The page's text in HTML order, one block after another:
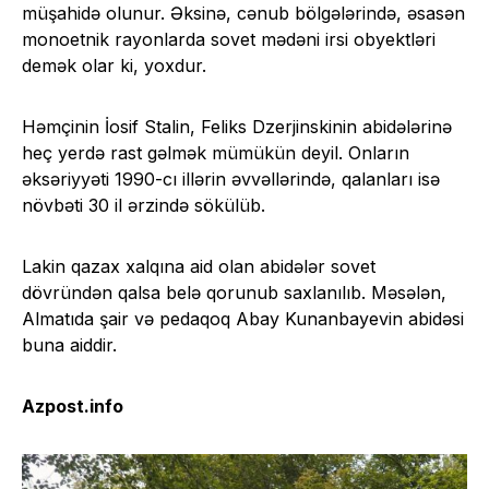
müşahidə olunur. Əksinə, cənub bölgələrində, əsasən
monoetnik rayonlarda sovet mədəni irsi obyektləri
demək olar ki, yoxdur.
Həmçinin İosif Stalin, Feliks Dzerjinskinin abidələrinə
heç yerdə rast gəlmək mümükün deyil. Onların
əksəriyyəti 1990-cı illərin əvvəllərində, qalanları isə
növbəti 30 il ərzində sökülüb.
Lakin qazax xalqına aid olan abidələr sovet
dövründən qalsa belə qorunub saxlanılıb. Məsələn,
Almatıda şair və pedaqoq Abay Kunanbayevin abidəsi
buna aiddir.
Azpost.info